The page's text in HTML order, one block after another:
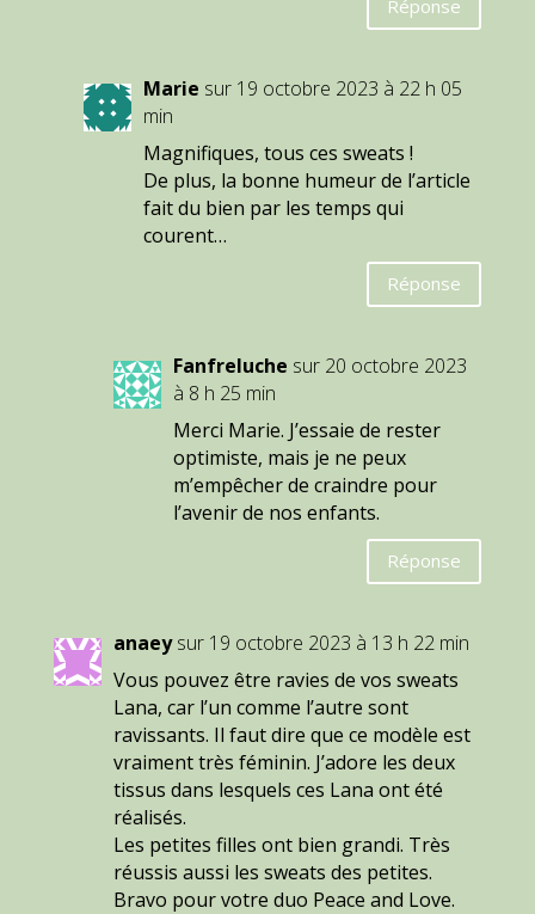
Réponse
Marie sur 19 octobre 2023 à 22 h 05
min
Magnifiques, tous ces sweats !
De plus, la bonne humeur de l’article
fait du bien par les temps qui
courent…
Réponse
Fanfreluche sur 20 octobre 2023
à 8 h 25 min
Merci Marie. J’essaie de rester
optimiste, mais je ne peux
m’empêcher de craindre pour
l’avenir de nos enfants.
Réponse
anaey sur 19 octobre 2023 à 13 h 22 min
Vous pouvez être ravies de vos sweats
Lana, car l’un comme l’autre sont
ravissants. Il faut dire que ce modèle est
vraiment très féminin. J’adore les deux
tissus dans lesquels ces Lana ont été
réalisés.
Les petites filles ont bien grandi. Très
réussis aussi les sweats des petites.
Bravo pour votre duo Peace and Love.